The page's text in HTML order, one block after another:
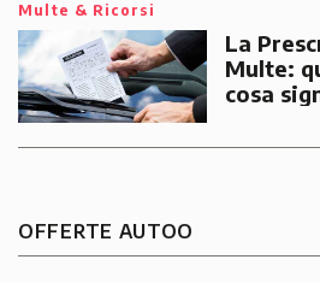
Multe & Ricorsi
La
Multe:
cosa
OFFERTE AUTOO